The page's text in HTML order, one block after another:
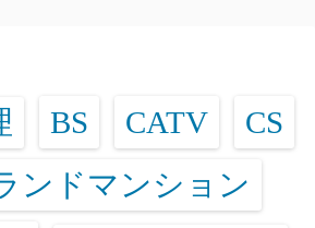
BS CATV CS
ンドマンション